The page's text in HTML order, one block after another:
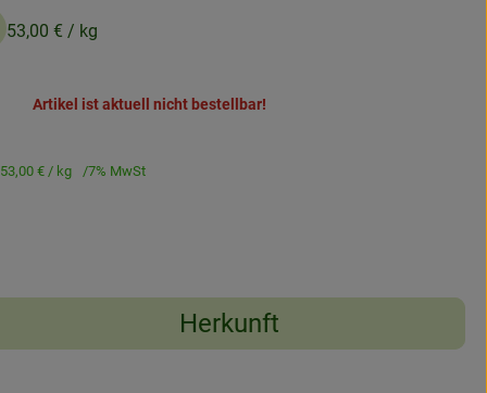
53,00 € / kg
Artikel ist aktuell nicht bestellbar!
53,00 € / kg 7% MwSt
Herkunft